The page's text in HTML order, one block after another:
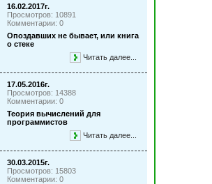
16.02.2017г.
Просмотров: 10891
Комментарии: 0
Опоздавших не бывает, или книга
о стеке
Читать далее...
17.05.2016г.
Просмотров: 14388
Комментарии: 0
Теория вычислений для
программистов
Читать далее...
30.03.2015г.
Просмотров: 15803
Комментарии: 0